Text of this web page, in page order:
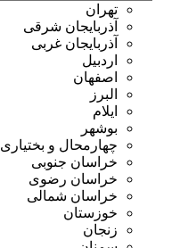
تهران
آذربایجان شرقی
آذربایجان غربی
اردبیل
اصفهان
البرز
ایلام
بوشهر
چهارمحال و بختیاری
خراسان جنوبی
خراسان رضوی
خراسان شمالی
خوزستان
زنجان